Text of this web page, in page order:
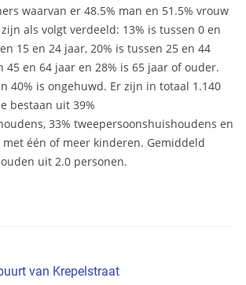
waarvan er 48.5% man en 51.5% vrouw
als volgt verdeeld: 13% is tussen 0 en
15 en 24 jaar, 20% is tussen 25 en 44
45 en 64 jaar en 28% is 65 jaar of ouder.
40% is ongehuwd. Er zijn in totaal 1.140
bestaan uit 39%
33% tweepersoonshuishoudens en
één of meer kinderen. Gemiddeld
uit 2.0 personen.
van Krepelstraat